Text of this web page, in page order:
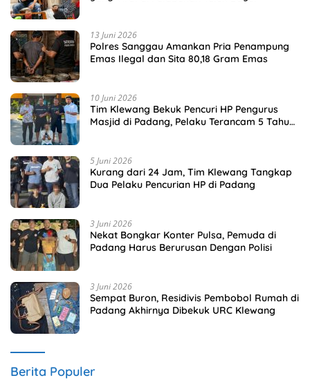
13 Juni 2026
Polres Sanggau Amankan Pria Penampung
Emas Ilegal dan Sita 80,18 Gram Emas
10 Juni 2026
Tim Klewang Bekuk Pencuri HP Pengurus
Masjid di Padang, Pelaku Terancam 5 Tahun
5 Juni 2026
Kurang dari 24 Jam, Tim Klewang Tangkap
Dua Pelaku Pencurian HP di Padang
3 Juni 2026
Nekat Bongkar Konter Pulsa, Pemuda di
Padang Harus Berurusan Dengan Polisi
3 Juni 2026
Sempat Buron, Residivis Pembobol Rumah di
Padang Akhirnya Dibekuk URC Klewang
Berita Populer